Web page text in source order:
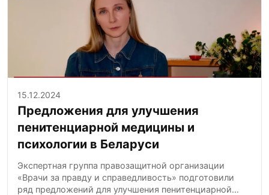
15.12.2024
Предложения для улучшения
пенитенциарной медицины и
психологии в Беларуси
Экспертная группа правозащитной организации
«Врачи за правду и справедливость» подготовили
ряд предложений для улучшения пенитенциарной